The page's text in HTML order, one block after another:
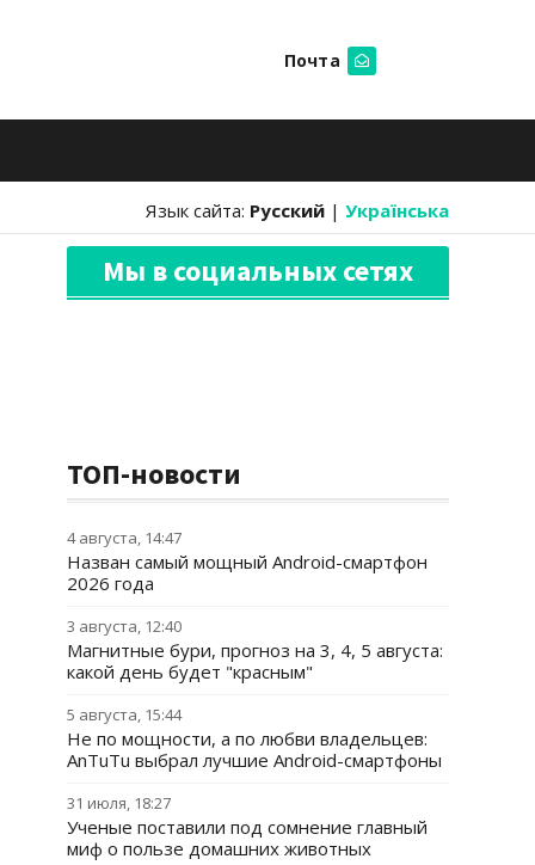
Почта
Язык сайта: Русский | Українська
Мы в социальных сетях
ТОП-новости
4 августа, 14:47
Назван самый мощный Android-смартфон
2026 года
3 августа, 12:40
Магнитные бури, прогноз на 3, 4, 5 августа:
какой день будет "красным"
5 августа, 15:44
Не по мощности, а по любви владельцев:
AnTuTu выбрал лучшие Android-смартфоны
31 июля, 18:27
Ученые поставили под сомнение главный
миф о пользе домашних животных